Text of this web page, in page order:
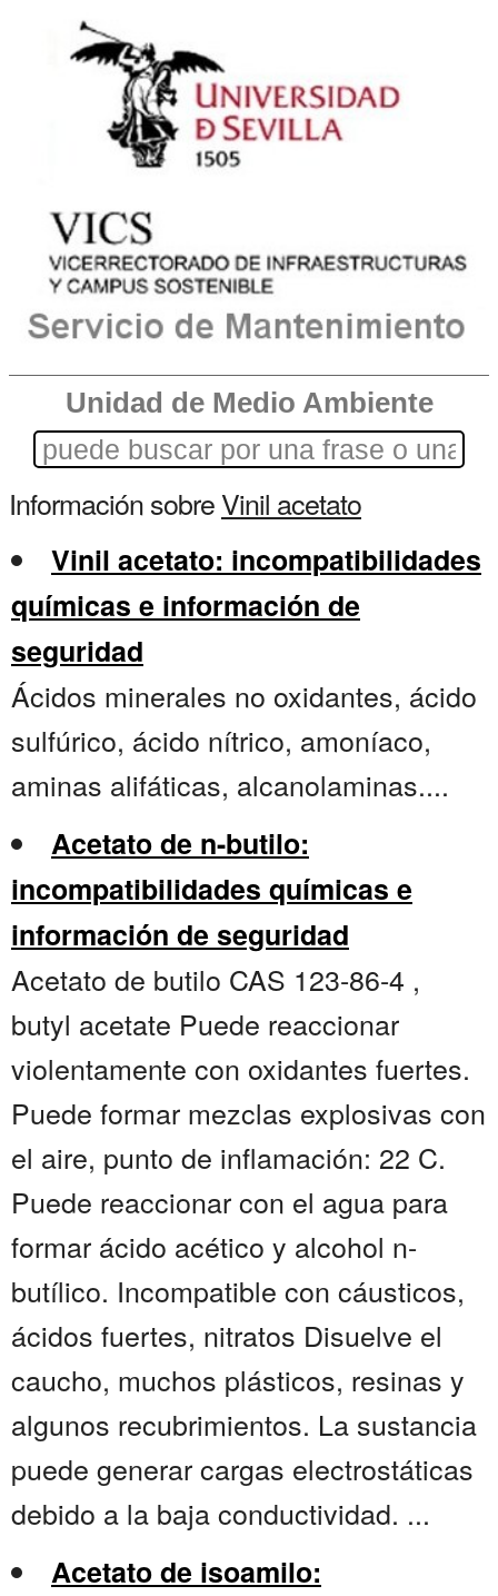
Unidad de Medio Ambiente
Información sobreVinil acetato
Vinil acetato: incompatibilidades
químicas e información de
seguridad
Ácidos minerales no oxidantes, ácido
sulfúrico, ácido nítrico, amoníaco,
aminas alifáticas, alcanolaminas....
Acetato de n-butilo:
incompatibilidades químicas e
información de seguridad
Acetato de butilo CAS 123-86-4 ,
butyl acetate Puede reaccionar
violentamente con oxidantes fuertes.
Puede formar mezclas explosivas con
el aire, punto de inflamación: 22 C.
Puede reaccionar con el agua para
formar ácido acético y alcohol n-
butílico. Incompatible con cáusticos,
ácidos fuertes, nitratos Disuelve el
caucho, muchos plásticos, resinas y
algunos recubrimientos. La sustancia
puede generar cargas electrostáticas
debido a la baja conductividad. ...
Acetato de isoamilo: